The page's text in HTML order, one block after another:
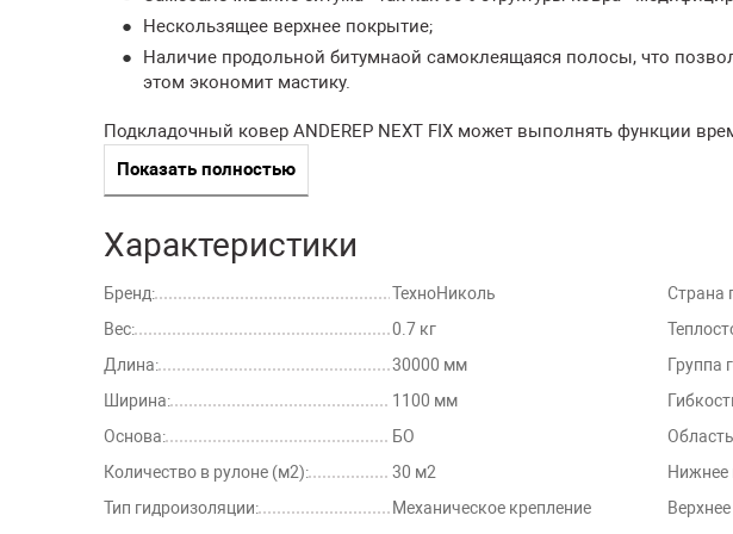
Нескользящее верхнее покрытие;
Наличие продольной битумнаой самоклеящаяся полосы, что
этом экономит мастику.
Подкладочный ковер ANDEREP NEXT FIX может выполнять функции
кг
Температура гибкости на брусе R=15 мм
*C
Водонепроницаемость в течение 24 часов при давлении 60
кПа
-
Относительное удлинение в продольном/поперечном
направлениях
%
Показать полностью
Характеристики
Бренд:
ТехноНиколь
Вес:
0.7 кг
Длина:
30000 мм
Ширина:
1100 мм
Основа:
БО
Количество в рулоне (м2):
30 м2
Тип гидроизоляции:
Механическое крепление
Страна
Группа
Нижнее